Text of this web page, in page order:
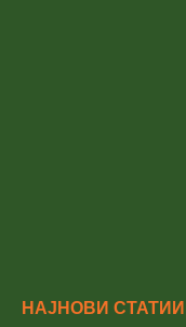
НАЈНОВИ СТАТИИ